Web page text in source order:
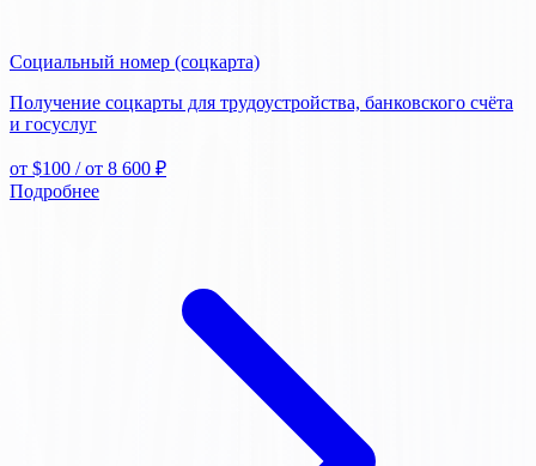
Социальный номер (соцкарта)
Получение соцкарты для трудоустройства, банковского счёта
и госуслуг
от $100 / от 8 600 ₽
Подробнее